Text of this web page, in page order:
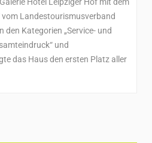
vom Landestourismusverband
den Kategorien „Service- und
und
das Haus den ersten Platz aller